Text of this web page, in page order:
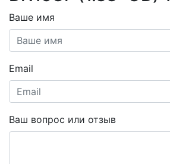
Ваше имя
Email
Ваш вопрос или отзыв